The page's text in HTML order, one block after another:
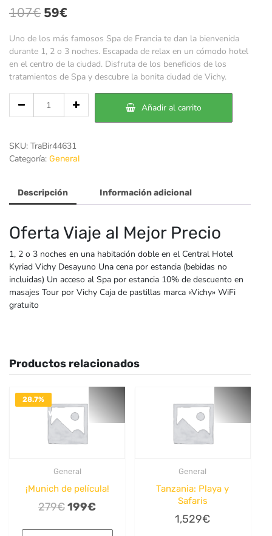
107€ El
precio
original
era:
59€
precio
actual
es:
Uno de los más famosos Spa de Francia te dan la bienvenida
durante 1, 2 o 3 noches. Escapada de relax en un cómodo hotel
en el centro de la ciudad. Disfruta de los beneficios de los
tratamientos de Spa y descubre la bonita ciudad de Vichy.
Vichy
Añadir al carrito
SKU: TraBir44631
Categoría: General
Descripción Información adicional
Oferta Viaje al Mejor Precio
1, 2 o 3 noches en una habitación doble en el Central Hotel
Kyriad Vichy Desayuno Una cena por estancia (bebidas no
incluidas) Un acceso al Spa por estancia 10% de descuento en
masajes Tour por Vichy Caja de pastillas marca «Vichy» WiFi
gratuito
Productos relacionados
28.7%
DESACTIVADO
General
¡Munich de película!
279€El
199€El
General
Tanzania: Playa y
Safaris
1,529€